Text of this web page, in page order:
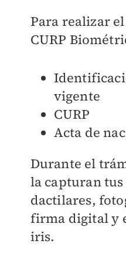
Para realizar
CURP
vigente
CURP
Acta de
Durante el
la capturan
dactilares,
firma digital y
iris.